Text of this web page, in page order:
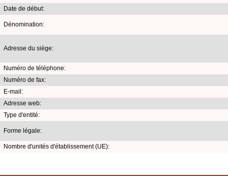
Date de début:
Dénomination:
Adresse du siège:
Numéro de téléphone:
Numéro de fax:
E-mail:
Adresse web:
Type d'entité:
Forme légale:
Nombre d'unités d'établissement (UE):